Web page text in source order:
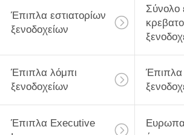
Έπιπλα εστιατορίων
ξενοδοχείων
Σύνολο
Έπιπλα λόμπι
ξενοδοχείων
Έπιπλα
Έπιπλα Executive